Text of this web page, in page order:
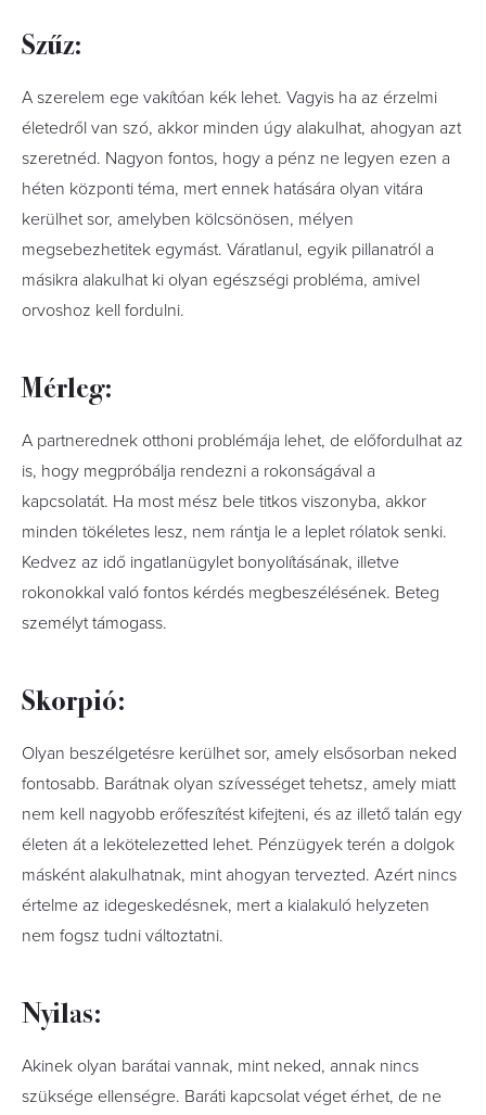
Szűz:
A szerelem ege vakítóan kék lehet. Vagyis ha az érzelmi
életedről van szó, akkor minden úgy alakulhat, ahogyan azt
szeretnéd. Nagyon fontos, hogy a pénz ne legyen ezen a
héten központi téma, mert ennek hatására olyan vitára
kerülhet sor, amelyben kölcsönösen, mélyen
megsebezhetitek egymást. Váratlanul, egyik pillanatról a
másikra alakulhat ki olyan egészségi probléma, amivel
orvoshoz kell fordulni.
Mérleg:
A partnerednek otthoni problémája lehet, de előfordulhat az
is, hogy megpróbálja rendezni a rokonságával a
kapcsolatát. Ha most mész bele titkos viszonyba, akkor
minden tökéletes lesz, nem rántja le a leplet rólatok senki.
Kedvez az idő ingatlanügylet bonyolításának, illetve
rokonokkal való fontos kérdés megbeszélésének. Beteg
személyt támogass.
Skorpió:
Olyan beszélgetésre kerülhet sor, amely elsősorban neked
fontosabb. Barátnak olyan szívességet tehetsz, amely miatt
nem kell nagyobb erőfeszítést kifejteni, és az illető talán egy
életen át a lekötelezetted lehet. Pénzügyek terén a dolgok
másként alakulhatnak, mint ahogyan tervezted. Azért nincs
értelme az idegeskedésnek, mert a kialakuló helyzeten
nem fogsz tudni változtatni.
Nyilas:
Akinek olyan barátai vannak, mint neked, annak nincs
szüksége ellenségre. Baráti kapcsolat véget érhet, de ne